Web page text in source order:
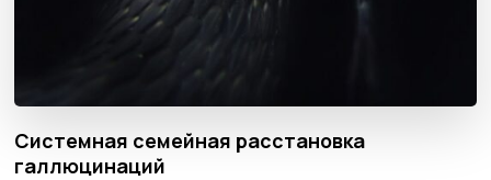
Системная семейная расстановка
галлюцинаций